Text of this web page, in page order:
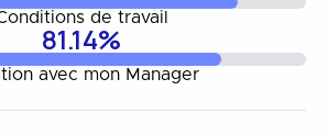
de travail
81.14%
avec mon Manager